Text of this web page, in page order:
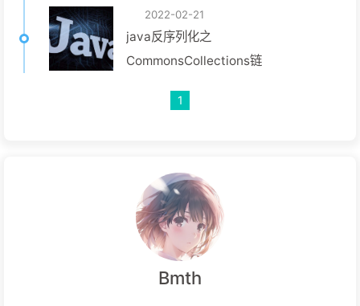
2022-02-21
java反序列化之
CommonsCollections链
1
Bmth